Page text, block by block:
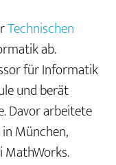
Technischen
ab.
für Informatik
und berät
Davor arbeitete
München,
MathWorks.